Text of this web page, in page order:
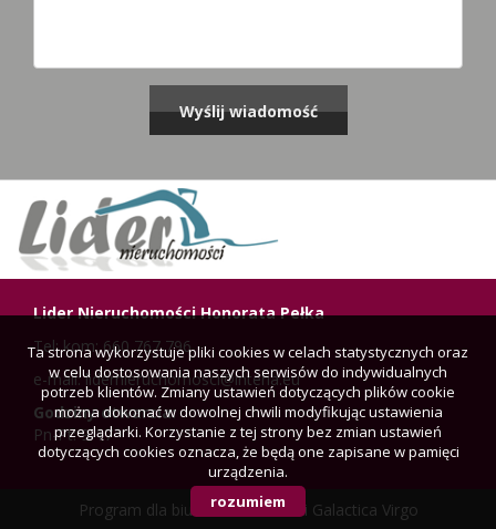
Lider Nieruchomości Honorata Pełka
Tel: kom: 660 767 796
e-mail: lidernieruchomosci@interia.eu
Godziny otwarcia:
Pn-Pt: 9-17
Program dla biur nieruchomości Galactica Virgo
Ta strona wykorzystuje pliki cookies w celach statystycznych oraz
w celu dostosowania naszych serwisów do indywidualnych
potrzeb klientów. Zmiany ustawień dotyczących plików cookie
można dokonać w dowolnej chwili modyfikując ustawienia
przeglądarki. Korzystanie z tej strony bez zmian ustawień
dotyczących cookies oznacza, że będą one zapisane w pamięci
urządzenia.
rozumiem